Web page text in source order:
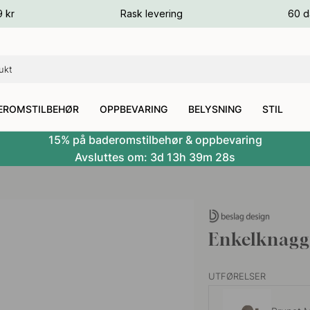
kr Rask levering 60
OPPBEVARING BELYSNING STIL
15% på baderomstilbehør & oppbevaring
Avsluttes om: 3d 13h 39m 27s
UTFØRELSER